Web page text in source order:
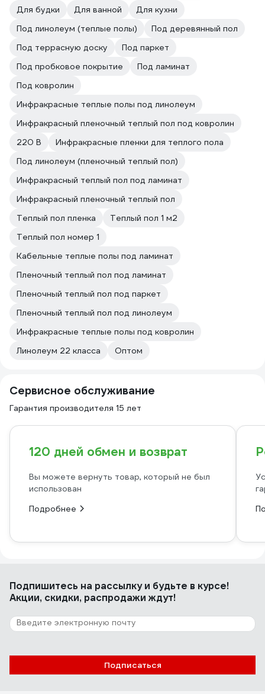
Для будки
Для ванной
Для кухни
Под линолеум (теплые полы)
Под деревянный пол
Под террасную доску
Под паркет
Под пробковое покрытие
Под ламинат
Под ковролин
Инфракрасные теплые полы под линолеум
Инфракрасный пленочный теплый пол под ковролин
220 В
Инфракрасные пленки для теплого пола
Под линолеум (пленочный теплый пол)
Инфракрасный теплый пол под ламинат
Инфракрасный пленочный теплый пол
Теплый пол пленка
Теплый пол 1 м2
Теплый пол номер 1
Кабельные теплые полы под ламинат
Пленочный теплый пол под ламинат
Пленочный теплый пол под паркет
Пленочный теплый пол под линолеум
Инфракрасные теплые полы под ковролин
Линолеум 22 класса
Оптом
Сервисное обслуживание
Гарантия производителя 15 лет
120 дней обмен и возврат
Вы можете вернуть товар, который не был
использован
Подробнее
Подпишитесь на рассылкуи будьте в курсе!
Акции, скидки, распродажи ждут!
Подписаться